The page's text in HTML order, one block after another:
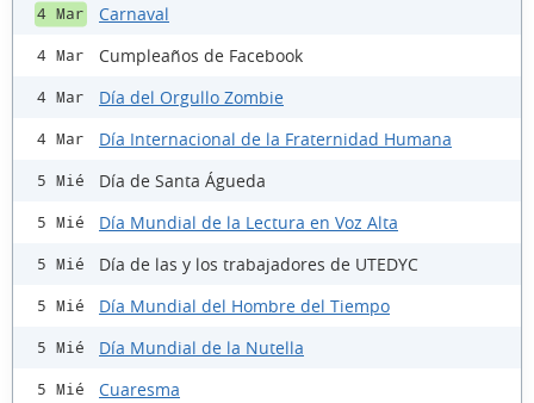
4 Mar Carnaval
4 Mar Cumpleaños de Facebook
4 Mar Día del Orgullo Zombie
4 Mar Día Internacional de la Fraternidad Humana
5 Mié Día de Santa Águeda
5 Mié Día Mundial de la Lectura en Voz Alta
5 Mié Día de las y los trabajadores de UTEDYC
5 Mié Día Mundial del Hombre del Tiempo
5 Mié Día Mundial de la Nutella
5 Mié Cuaresma